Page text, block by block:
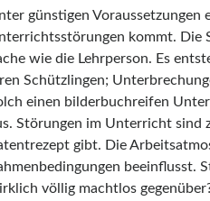
günstigen Voraussetzungen
kommt. Die
wie die Lehrperson. Es
Schützlingen;
einen bilderbuchreifen
Störungen im Unterricht sind
gibt. Die
beeinflusst.
völlig machtlos